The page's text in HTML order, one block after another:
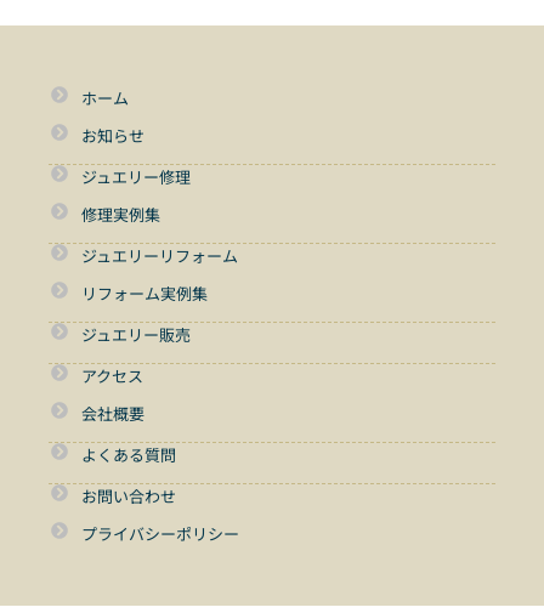
ホーム
お知らせ
ジュエリー修理
修理実例集
ジュエリーリフォーム
リフォーム実例集
ジュエリー販売
アクセス
会社概要
よくある質問
お問い合わせ
プライバシーポリシー